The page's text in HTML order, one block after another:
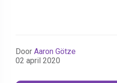
Door Aaron Götze
02 april 2020